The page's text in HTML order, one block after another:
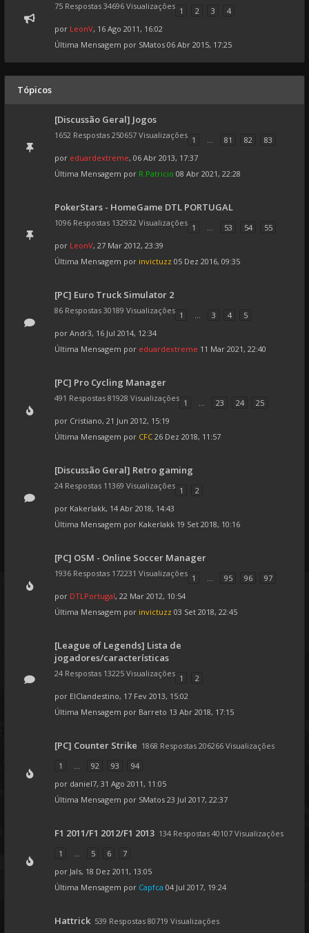
75 Respostas 34696 Visualizações 1 2 3
4
por LeonV, 16 Ago 2011, 16:02
Última Mensagem por SMatos 06 Abr 2015, 17:25
Tópicos
[Discussão Geral] Jogos
1652 Respostas 250657 Visualizações 1 ... 81 82
83
por eduardextreme, 06 Abr 2013, 17:37
Última Mensagem por R.Patricio 08 Abr 2021, 22:28
PokerStars - HomeGame DTL PORTUGAL
1096 Respostas 132932 Visualizações 1 ... 53 54
55
por LeonV, 27 Mar 2012, 23:39
Última Mensagem por invictuzz 05 Dez 2016, 09:35
[PC] Euro Truck Simulator 2
86 Respostas 30189 Visualizações 1 ... 3 4
5
por Andr3, 16 Jul 2014, 12:34
Última Mensagem por eduardextreme 11 Mar 2021, 22:40
[PC] Pro Cycling Manager
491 Respostas 81928 Visualizações 1 ... 23 24
25
por Cristiano, 21 Jun 2012, 15:19
Última Mensagem por CFC 26 Dez 2018, 11:57
[Discussão Geral] Retro gaming
24 Respostas 11369 Visualizações 1
2
por Kakerlakk, 14 Abr 2018, 14:43
Última Mensagem por Kakerlakk 19 Set 2018, 10:16
[PC] OSM - Online Soccer Manager
1936 Respostas 172231 Visualizações 1 ... 95 96
97
por DTLPortugal, 22 Mar 2012, 10:54
Última Mensagem por invictuzz 03 Set 2018, 22:45
[League of Legends] Lista de
jogadores/características
24 Respostas 13225 Visualizações 1
2
por ElClandestino, 17 Fev 2013, 15:02
Última Mensagem por Barreto 13 Abr 2018, 17:15
[PC] Counter Strike 1868 Respostas 206266 Visualizações
1
... 92 93
94
por daniel7, 31 Ago 2011, 11:05
Última Mensagem por SMatos 23 Jul 2017, 22:37
F1 2011/F1 2012/F1 2013 134 Respostas 40107 Visualizações
1
... 5 6
7
por Jals, 18 Dez 2011, 13:05
Última Mensagem por Capfca 04 Jul 2017, 19:24
Hattrick 539 Respostas 80719 Visualizações